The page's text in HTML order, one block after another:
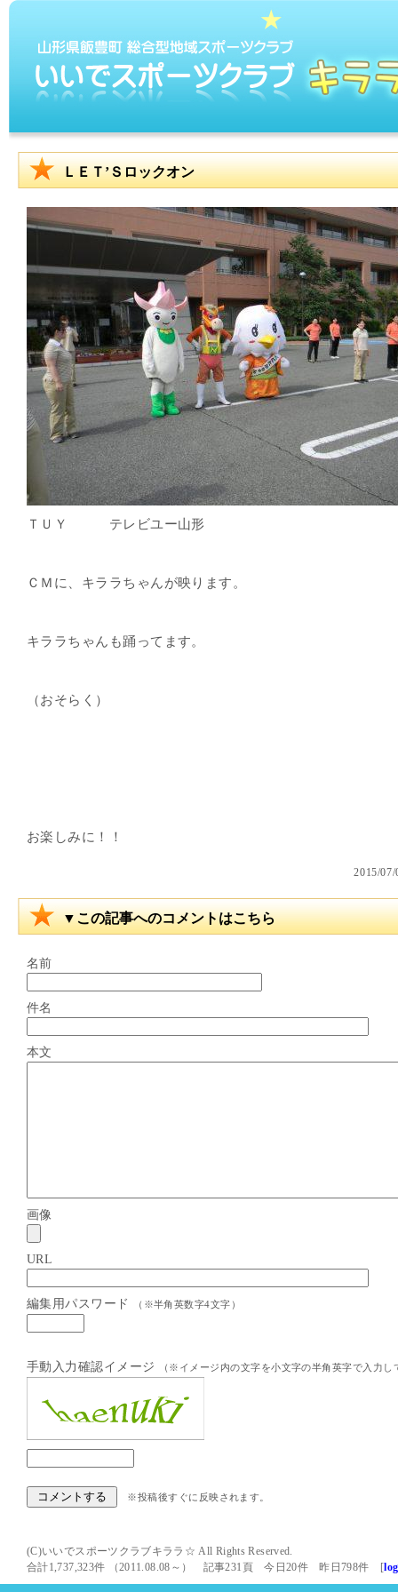
ＬＥＴ’Ｓロックオン
ＴＵＹ テレビユー山形
ＣＭに、キララちゃんが映ります。
キララちゃんも踊ってます。
（おそらく）
お楽しみに！！
2015/
▼この記事へのコメントはこちら
名前
件名
本文
画像
URL
編集用パスワード （※半角英数字4文字）
手動入力確認イメージ （※イメージ内の文字を小文字の半角英字で入力し
※投稿後すぐに反映されます。
(C)いいでスポーツクラブキララ☆ All Rights Reserved.
合計1,737,323件 （2011.08.08～） 記事231頁 今日20件 昨日798件 [